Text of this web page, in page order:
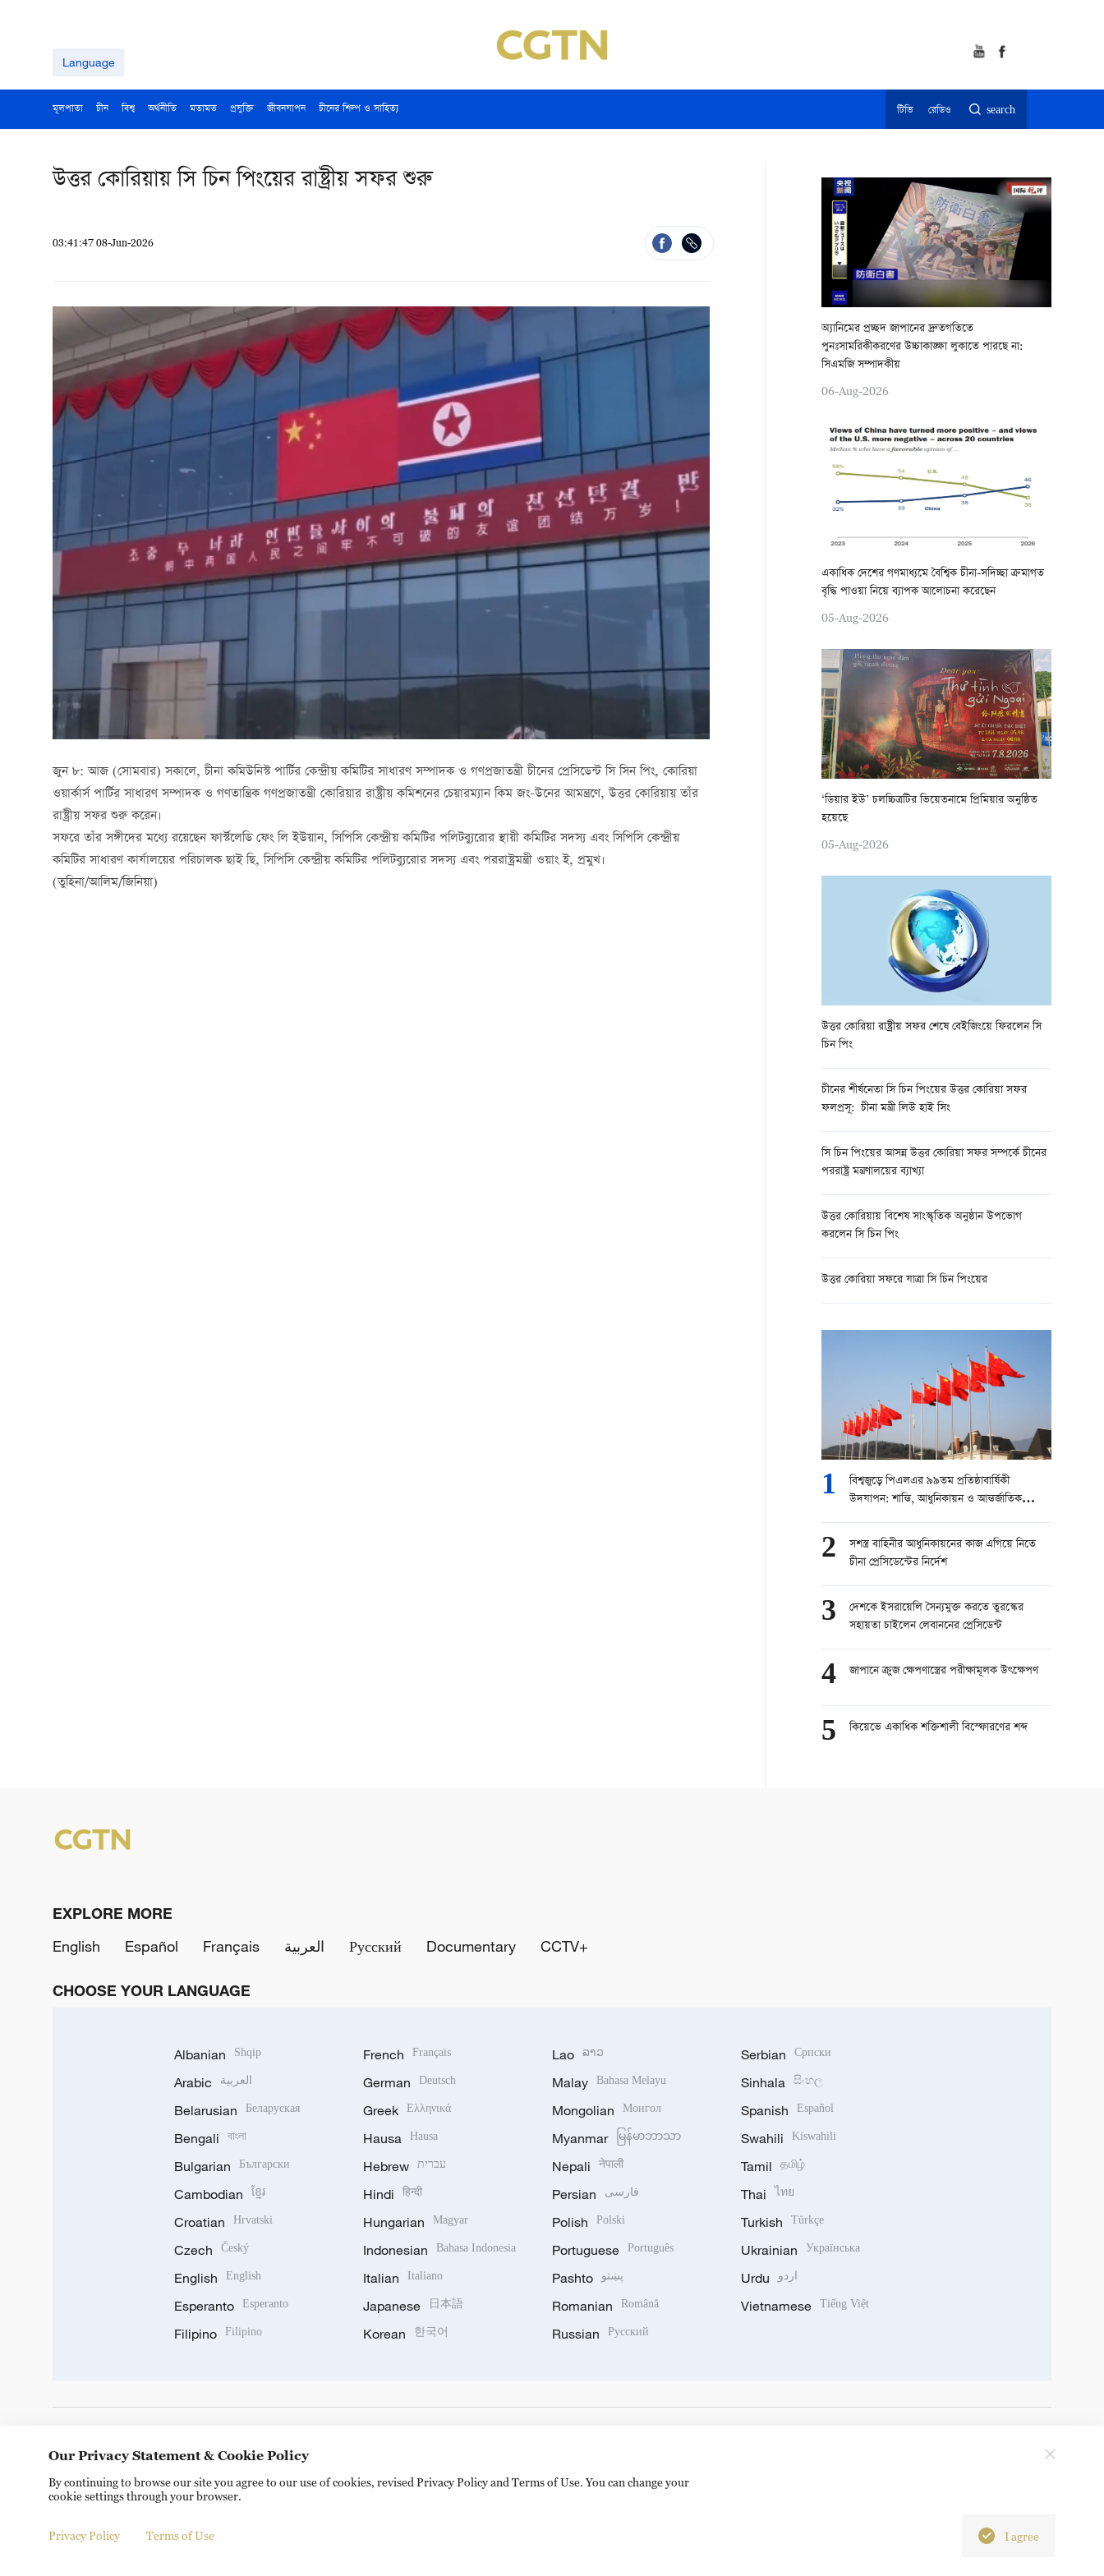
Language
মূলপাতা চীন বিশ্ব অর্থনীতি মতামত প্রযুক্তি জীবনযাপন চীনের শিল্প ও সাহিত্য টিভি রেডিও search
উত্তর কোরিয়ায় সি চিন পিংয়ের রাষ্ট্রীয় সফর শুরু
03:41:47 08-Jun-2026
জুন ৮: আজ (সোমবার) সকালে, চীনা কমিউনিস্ট পার্টির কেন্দ্রীয় কমিটির সাধারণ সম্পাদক ও গণপ্রজাতন্ত্রী চীনের প্রেসিডেন্ট সি সিন পিং, কোরিয়া
ওয়ার্কার্স পার্টির সাধারণ সম্পাদক ও গণতান্ত্রিক গণপ্রজাতন্ত্রী কোরিয়ার রাষ্ট্রীয় কমিশনের চেয়ারম্যান কিম জং-উনের আমন্ত্রণে, উত্তর কোরিয়ায় তাঁর
রাষ্ট্রীয় সফর শুরু করেন।
সফরে তাঁর সঙ্গীদের মধ্যে রয়েছেন ফার্স্টলেডি ফেং লি ইউয়ান, সিপিসি কেন্দ্রীয় কমিটির পলিটব্যুরোর স্থায়ী কমিটির সদস্য এবং সিপিসি কেন্দ্রীয়
কমিটির সাধারণ কার্যালয়ের পরিচালক ছাই ছি, সিপিসি কেন্দ্রীয় কমিটির পলিটব্যুরোর সদস্য এবং পররাষ্ট্রমন্ত্রী ওয়াং ই, প্রমুখ।
(তুহিনা/আলিম/জিনিয়া)
অ্যানিমের প্রচ্ছদ জাপানের দ্রুতগতিতে
পুনঃসামরিকীকরণের উচ্চাকাঙ্ক্ষা লুকাতে পারছে না:
সিএমজি সম্পাদকীয়
06-Aug-2026
একাধিক দেশের গণমাধ্যমে বৈশ্বিক চীনা-সদিচ্ছা ক্রমাগত
বৃদ্ধি পাওয়া নিয়ে ব্যাপক আলোচনা করেছেন
05-Aug-2026
‘ডিয়ার ইউ’ চলচ্চিত্রটির ভিয়েতনামে প্রিমিয়ার অনুষ্ঠিত
হয়েছে
05-Aug-2026
উত্তর কোরিয়া রাষ্ট্রীয় সফর শেষে বেইজিংয়ে ফিরলেন সি
চিন পিং
চীনের শীর্ষনেতা সি চিন পিংয়ের উত্তর কোরিয়া সফর
ফলপ্রসূ: চীনা মন্ত্রী লিউ হাই সিং
সি চিন পিংয়ের আসন্ন উত্তর কোরিয়া সফর সম্পর্কে চীনের
পররাষ্ট্র মন্ত্রণালয়ের ব্যাখ্যা
উত্তর কোরিয়ায় বিশেষ সাংস্কৃতিক অনুষ্ঠান উপভোগ
করলেন সি চিন পিং
উত্তর কোরিয়া সফরে যাত্রা সি চিন পিংয়ের
1
বিশ্বজুড়ে পিএলএর ৯৯তম প্রতিষ্ঠাবার্ষিকী
উদযাপন: শান্তি, আধুনিকায়ন ও আন্তর্জাতিক
2
সশস্ত্র বাহিনীর আধুনিকায়নের কাজ এগিয়ে নিতে
চীনা প্রেসিডেন্টের নির্দেশ
3
দেশকে ইসরায়েলি সৈন্যমুক্ত করতে তুরস্কের
সহায়তা চাইলেন লেবাননের প্রেসিডেন্ট
4 জাপানে ক্রুজ ক্ষেপণাস্ত্রের পরীক্ষামূলক উৎক্ষেপণ
5 কিয়েভে একাধিক শক্তিশালী বিস্ফোরণের শব্দ
EXPLORE MORE
English
Español Français العربية Русский Documentary CCTV+
CHOOSE YOUR LANGUAGE
Albanian Shqip
Arabic العربية
Belarusian Беларуская
Bengali বাংলা
Bulgarian Български
Cambodian ខ្មែរ
Croatian Hrvatski
Czech Český
English English
Esperanto Esperanto
Filipino Filipino
French Français
German Deutsch
Greek Ελληνικά
Hausa Hausa
Hebrew עברית
Hindi हिन्दी
Hungarian Magyar
Indonesian Bahasa Indonesia
Italian Italiano
Japanese 日本語
Korean 한국어
Lao ລາວ
Malay Bahasa Melayu
Mongolian Монгол
Myanmar မြန်မာဘာသာ
Nepali नेपाली
Persian فارسی
Polish Polski
Portuguese Português
Pashto پښتو
Romanian Română
Russian Русский
Serbian Српски
Sinhala සිංහල
Spanish Español
Swahili Kiswahili
Tamil தமிழ்
Thai ไทย
Turkish Türkçe
Ukrainian Українська
Urdu اردو
Vietnamese Tiếng Việt
Copyright © 2024 CGTN. 京ICP备20000184号
Our Privacy Statement & Cookie Policy
By continuing to browse our site you agree to our use of cookies, revised Privacy Policy and Terms of Use. You can change your
cookie settings through your browser.
Privacy Policy Terms of Use I agree